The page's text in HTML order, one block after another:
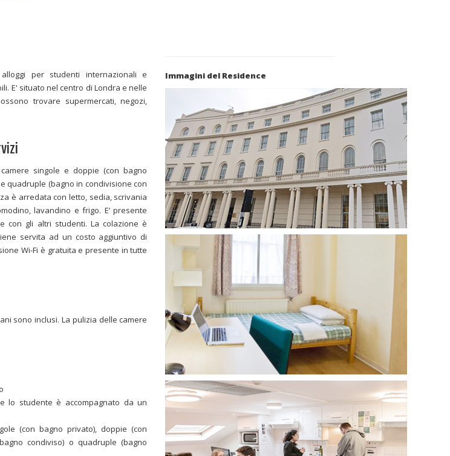
per studenti internazionali e
E' situato nel centro di Londra e nelle
trovare supermercati, negozi,
singole e doppie (con bagno
quadruple (bagno in condivisione con
è arredata con letto, sedia, scrivania
lavandino e frigo. E’ presente
con gli altri studenti. La colazione è
servita ad un costo aggiuntivo di
Wi-Fi è gratuita e presente in tutte
sono inclusi. La pulizia delle camere
lo studente è accompagnato da un
(con bagno privato), doppie (con
condiviso) o quadruple (bagno
Immagini del Residence